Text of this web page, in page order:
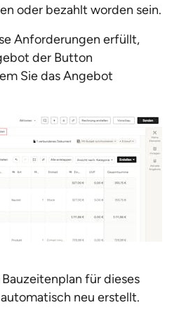
oder bezahlt worden sein.
Anforderungen erfüllt,
der Button
Sie das Angebot
für dieses
neu erstellt.